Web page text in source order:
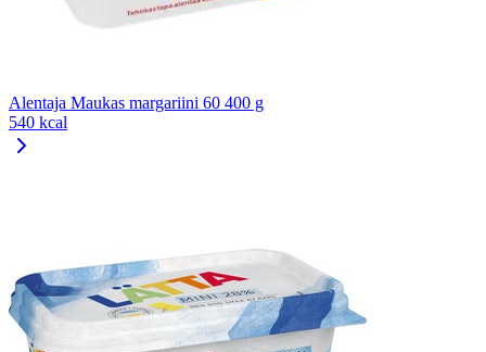
Alentaja Maukas margariini 60 400 g
540 kcal